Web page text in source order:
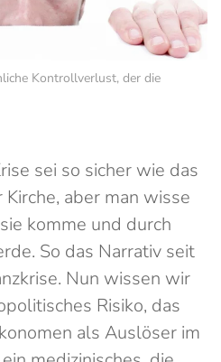
Kontrollverlust, der die
sei so sicher wie das
aber man wisse
komme und durch
So das Narrativ seit
Nun wissen wir
Risiko, das
als Auslöser im